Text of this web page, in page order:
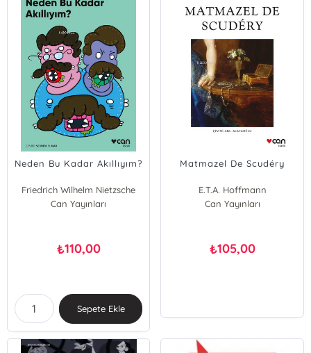
Neden Bu Kadar Akıllıyım?
Friedrich Wilhelm Nietzsche
Can Yayınları
₺110,00
Sepete Ekle
Matmazel De Scudéry
E.T.A. Hoffmann
Can Yayınları
₺105,00